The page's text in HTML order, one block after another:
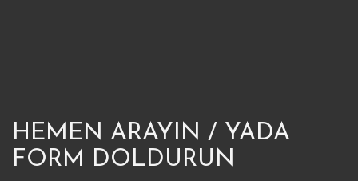
HEMEN ARAYIN / YADA
FORM DOLDURUN